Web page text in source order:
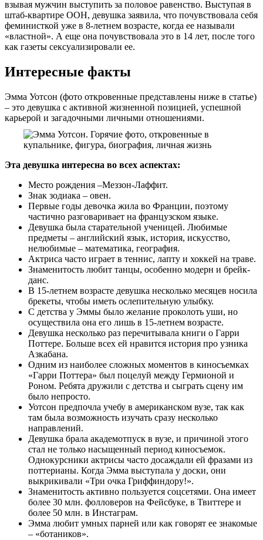
взывая мужчин выступить за половое равенство. Выступая в
штаб-квартире ООН, девушка заявила, что почувствовала себя
феминисткой уже в 8-летнем возрасте, когда ее называли
«властной». А еще она почувствовала это в 14 лет, после того
как газеты сексуализировали ее.
Интересные факты
Эмма Уотсон (фото откровенные представлены ниже в статье)
– это девушка с активной жизненной позицией, успешной
карьерой и загадочными личными отношениями.
Эта девушка интересна во всех аспектах:
Место рождения –Меззон-Лаффит.
Знак зодиака – овен.
Первые годы девочка жила во Франции, поэтому
частично разговаривает на французском языке.
Девушка была старательной ученицей. Любимые
предметы – английский язык, история, искусство,
нелюбимые – математика, география.
Актриса часто играет в теннис, лапту и хоккей на траве.
Знаменитость любит танцы, особенно модерн и брейк-
данс.
В 15-летнем возрасте девушка несколько месяцев носила
брекеты, чтобы иметь ослепительную улыбку.
С детства у Эммы было желание проколоть уши, но
осуществила она его лишь в 15-летнем возрасте.
Девушка несколько раз перечитывала книги о Гарри
Поттере. Больше всех ей нравится история про узника
Азкабана.
Одним из наиболее сложных моментов в киносъемках
«Гарри Поттера» был поцелуй между Гермионой и
Роном. Ребята дружили с детства и сыграть сцену им
было непросто.
Уотсон предпочла учебу в американском вузе, так как
там была возможность изучать сразу несколько
направлений.
Девушка брала академотпуск в вузе, и причиной этого
стал не только насыщенный период киносъемок.
Однокурсники актрисы часто досаждали ей фразами из
поттерианы. Когда Эмма выступала у доски, они
выкрикивали «Три очка Гриффиндору!».
Знаменитость активно пользуется соцсетями. Она имеет
более 30 млн. фолловеров на Фейсбуке, в Твиттере и
более 50 млн. в Инстаграм.
Эмма любит умных парней или как говорят ее знакомые
– «ботаников».